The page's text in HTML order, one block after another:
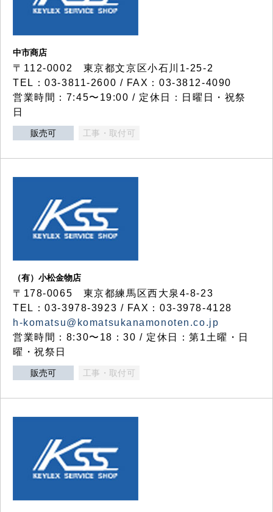
中市商店
〒112-0002 東京都文京区小石川1-25-2
TEL：03-3811-2600 / FAX：03-3812-4090
営業時間：7:45〜19:00 / 定休日：日曜日・祝祭
日
販売可 工事・取付可
（有）小松金物店
〒178-0065 東京都練馬区西大泉4-8-23
TEL：03-3978-3923 / FAX：03-3978-4128
h-komatsu@komatsukanamonoten.co.jp
営業時間：8:30〜18：30 / 定休日：第1土曜・日
曜・祝祭日
販売可 工事・取付可